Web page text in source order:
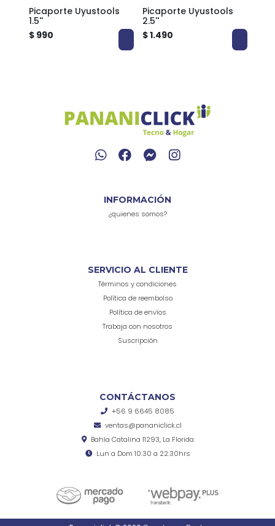
Picaporte Uyustools
1.5''
$ 990
Picaporte Uyustools
2.5''
$ 1.490
INFORMACIÓN
¿quienes somos?
SERVICIO AL CLIENTE
Términos y condiciones
Política de reembolso
Política de envíos
Trabaja con nosotros
Suscripción
CONTÁCTANOS
+56 9 6645 8085
ventas@pananiclick.cl
Bahía Catalina 11293, La Florida
Lun a Dom 10:30 a 22:30hrs